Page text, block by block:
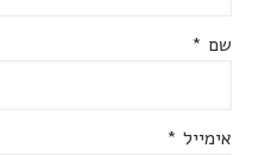
שם *
אימייל *